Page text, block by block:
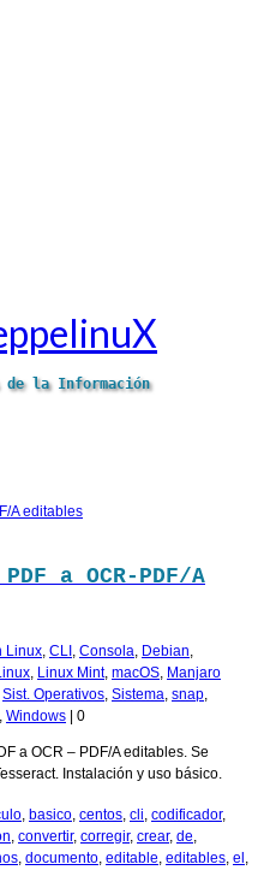
la Información
a OCR-PDF/A
Linux, CLI , Consola, Debian,
, Linux Mint, macOS, Manjaro
Sist. Operativos, Sistema, snap,
, Windows 0
a OCR – PDF/A editables. Se
Instalación y uso básico.
, basico, centos, cli, codificador,
, convertir, corregir, crear, de,
, documento, editable, editables, el ,